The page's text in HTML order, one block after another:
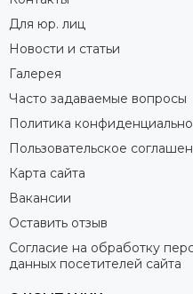
Для юр. лиц
Новости и статьи
Галерея
Часто задаваемые вопросы
Политика
Пользовательское
Карта сайта
Вакансии
Оставить отзыв
Согласие на обработку
данных посетителей сайта